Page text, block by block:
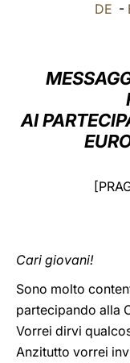
DE -
AI
Cari giovani!
Sono molto
partecipando alla
Vorrei dirvi
Anzitutto vorrei